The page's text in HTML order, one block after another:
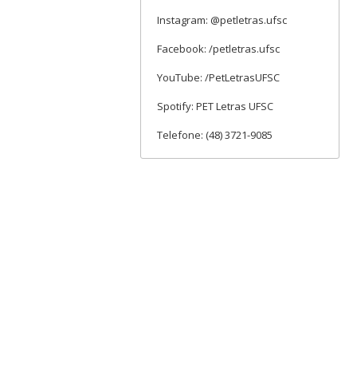
Instagram: @petletras.ufsc
Facebook: /petletras.ufsc
YouTube: /PetLetrasUFSC
Spotify: PET Letras UFSC
Telefone: (48) 3721-9085